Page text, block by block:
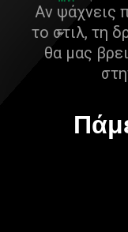
Αν ψάχνεις
το στιλ, τη
θα μας